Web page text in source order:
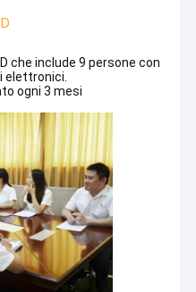
che include 9 persone con
elettronici.
ogni 3 mesi